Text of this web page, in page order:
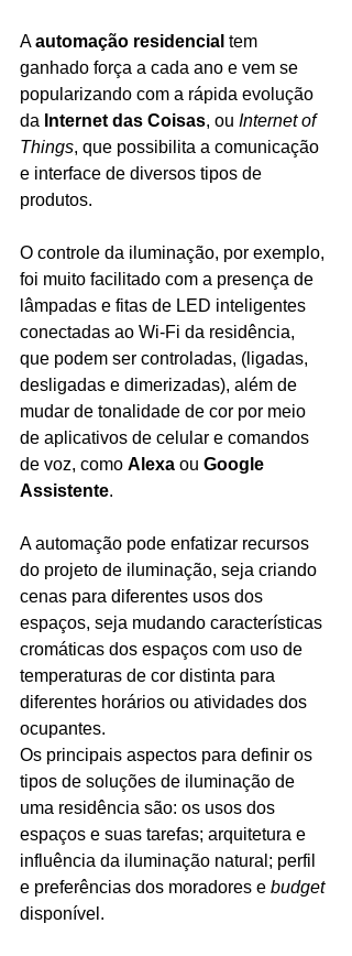
A automação residencial tem
ganhado força a cada ano e vem se
popularizando com a rápida evolução
da Internet das Coisas, ou Internet of
Things, que possibilita a comunicação
e interface de diversos tipos de
produtos.
O controle da iluminação, por exemplo,
foi muito facilitado com a presença de
lâmpadas e fitas de LED inteligentes
conectadas ao Wi-Fi da residência,
que podem ser controladas, (ligadas,
desligadas e dimerizadas), além de
mudar de tonalidade de cor por meio
de aplicativos de celular e comandos
de voz, como Alexa ou Google
Assistente.
A automação pode enfatizar recursos
do projeto de iluminação, seja criando
cenas para diferentes usos dos
espaços, seja mudando características
cromáticas dos espaços com uso de
temperaturas de cor distinta para
diferentes horários ou atividades dos
ocupantes.
Os principais aspectos para definir os
tipos de soluções de iluminação de
uma residência são: os usos dos
espaços e suas tarefas; arquitetura e
influência da iluminação natural; perfil
e preferências dos moradores e budget
disponível.